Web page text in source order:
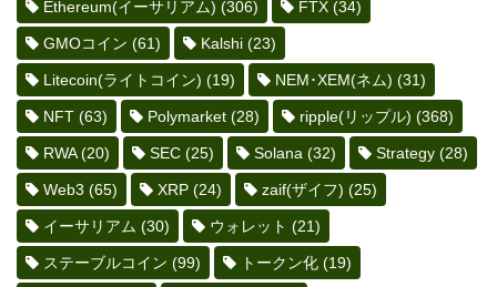
Ethereum(イーサリアム) (306) FTX (34)
GMOコイン (61) Kalshi (23)
Litecoin(ライトコイン) (19) NEM･XEM(ネム) (31)
NFT (63) Polymarket (28) ripple(リップル) (368)
RWA(20) SEC (25) Solana (32) Strategy (28)
Web3 (65) XRP (24) zaif(ザイフ) (25)
イーサリアム (30) ウォレット (21)
ステーブルコイン (99) トークン化 (19)